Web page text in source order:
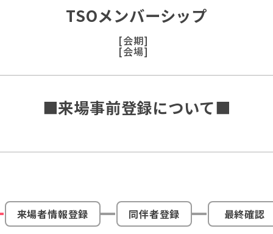
TSOメンバーシップ
[会期]
[会場]
■来場事前登録について■
来場者情報登録 同伴者登録 最終確認